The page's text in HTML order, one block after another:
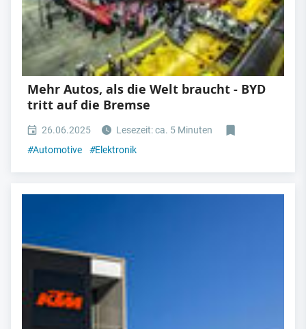
Mehr Autos, als die Welt braucht - BYD
tritt auf die Bremse
26.06.2025
Lesezeit: ca. 5 Minuten
#Automotive #Elektronik